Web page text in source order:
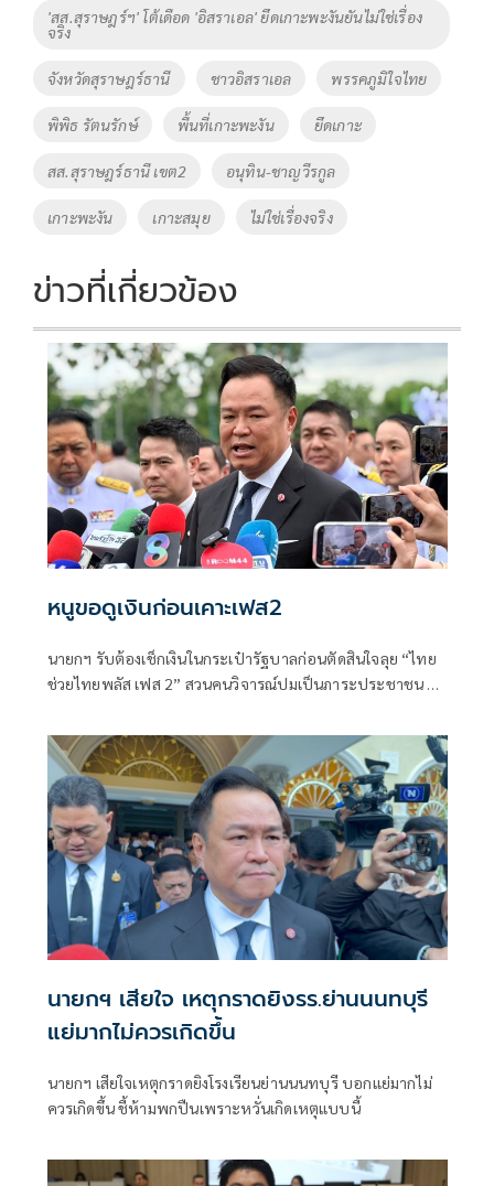
Tags
'สส.สุราษฎร์ฯ' โต้เดือด 'อิสราเอล' ยึดเกาะพะงันยันไม่ใช่เรื่อง
จริง
จังหวัดสุราษฎร์ธานี ชาวอิสราเอล พรรคภูมิใจไทย
พิพิธ รัตนรักษ์ พื้นที่เกาะพะงัน ยึดเกาะ
สส.สุราษฎร์ธานี เขต2 อนุทิน-ชาญวีรกูล
เกาะพะงัน เกาะสมุย ไม่ใช่เรื่องจริง
ข่าวที่เกี่ยวข้อง
หนูขอดูเงินก่อนเคาะเฟส2
นายกฯ รับต้องเช็กเงินในกระเป๋ารัฐบาลก่อนตัดสินใจลุย “ไทย
ช่วยไทยพลัส เฟส 2” สวนคนวิจารณ์ปมเป็นภาระประชาชน ชี้
ไทยพลัสหรือไม่
นายกฯ เสียใจ เหตุกราดยิงรร.ย่านนนทบุรี
แย่มากไม่ควรเกิดขึ้น
นายกฯ เสียใจเหตุกราดยิงโรงเรียนย่านนนทบุรี บอกแย่มากไม่
ควรเกิดขึ้น ชี้ห้ามพกปืนเพราะหวั่นเกิดเหตุแบบนี้